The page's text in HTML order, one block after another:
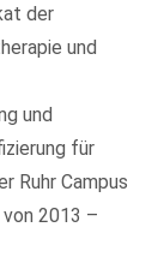
der
und
und
für
Campus
2013 –